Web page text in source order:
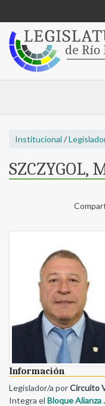
Institucional /
SZCZYGOL,
Información
Legislador/a porCircuito
Integra el Bloque Alianza